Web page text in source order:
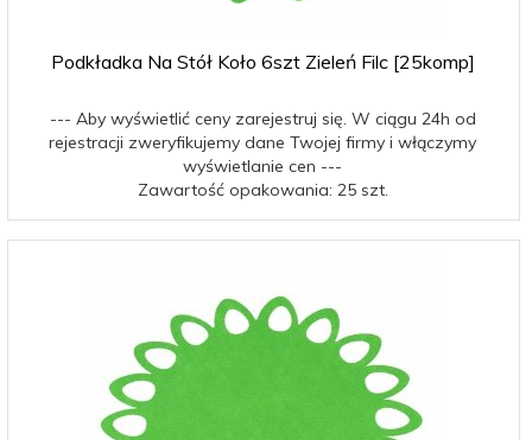
Podkładka Na Stół Koło 6szt Zieleń Filc [25komp]
--- Aby wyświetlić ceny zarejestruj się. W ciągu 24h od
rejestracji zweryfikujemy dane Twojej firmy i włączymy
wyświetlanie cen ---
Zawartość opakowania: 25 szt.